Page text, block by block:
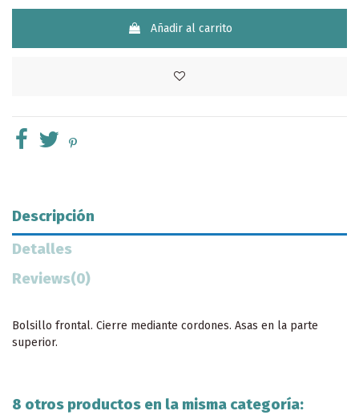
Añadir al carrito
Descripción
Detalles
Reviews(0)
Bolsillo frontal. Cierre mediante cordones. Asas en la parte
superior.
8 otros productos en la misma categoría: